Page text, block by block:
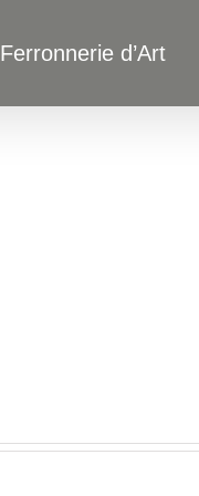
Ferronnerie d’Art